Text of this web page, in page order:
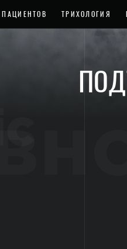
ТРИХОЛОГИЯ